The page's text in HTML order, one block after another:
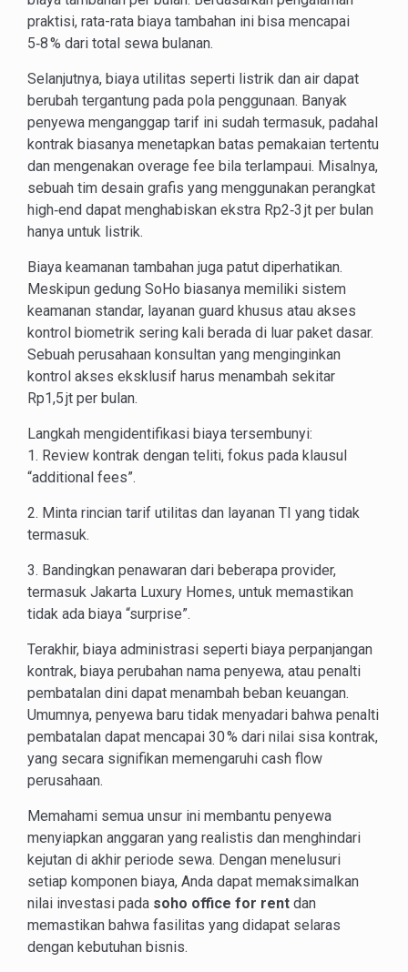
praktisi, rata-rata biaya tambahan ini bisa mencapai
5‑8 % dari total sewa bulanan.
Selanjutnya, biaya utilitas seperti listrik dan air dapat
berubah tergantung pada pola penggunaan. Banyak
penyewa menganggap tarif ini sudah termasuk, padahal
kontrak biasanya menetapkan batas pemakaian tertentu
dan mengenakan overage fee bila terlampaui. Misalnya,
sebuah tim desain grafis yang menggunakan perangkat
high‑end dapat menghabiskan ekstra Rp2‑3 jt per bulan
hanya untuk listrik.
Biaya keamanan tambahan juga patut diperhatikan.
Meskipun gedung SoHo biasanya memiliki sistem
keamanan standar, layanan guard khusus atau akses
kontrol biometrik sering kali berada di luar paket dasar.
Sebuah perusahaan konsultan yang menginginkan
kontrol akses eksklusif harus menambah sekitar
Rp1,5 jt per bulan.
Langkah mengidentifikasi biaya tersembunyi:
1. Review kontrak dengan teliti, fokus pada klausul
“additional fees”.
2. Minta rincian tarif utilitas dan layanan TI yang tidak
termasuk.
3. Bandingkan penawaran dari beberapa provider,
termasuk Jakarta Luxury Homes, untuk memastikan
tidak ada biaya “surprise”.
Terakhir, biaya administrasi seperti biaya perpanjangan
kontrak, biaya perubahan nama penyewa, atau penalti
pembatalan dini dapat menambah beban keuangan.
Umumnya, penyewa baru tidak menyadari bahwa penalti
pembatalan dapat mencapai 30 % dari nilai sisa kontrak,
yang secara signifikan memengaruhi cash flow
perusahaan.
Memahami semua unsur ini membantu penyewa
menyiapkan anggaran yang realistis dan menghindari
kejutan di akhir periode sewa. Dengan menelusuri
setiap komponen biaya, Anda dapat memaksimalkan
nilai investasi pada soho office for rent dan
memastikan bahwa fasilitas yang didapat selaras
dengan kebutuhan bisnis.